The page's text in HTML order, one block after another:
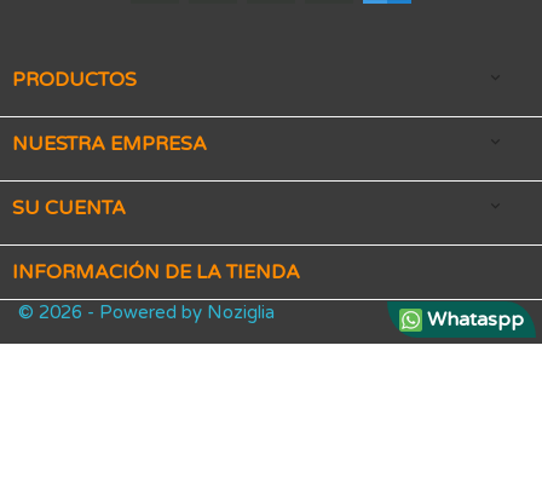
PRODUCTOS 
NUESTRA EMPRESA 
SU CUENTA 
INFORMACIÓN DE LA TIENDA
Whataspp
© 2026 - Powered by Noziglia